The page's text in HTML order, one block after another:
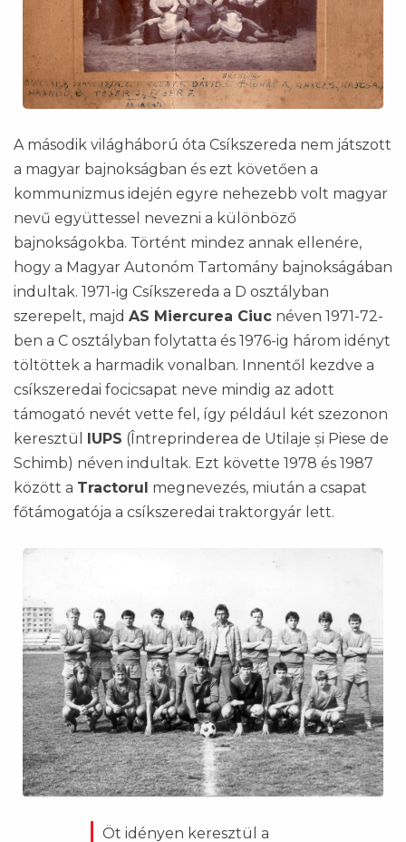
A második világháború óta Csíkszereda nem játszott
a magyar bajnokságban és ezt követően a
kommunizmus idején egyre nehezebb volt magyar
nevű együttessel nevezni a különböző
bajnokságokba. Történt mindez annak ellenére,
hogy a Magyar Autonóm Tartomány bajnokságában
indultak. 1971-ig Csíkszereda a D osztályban
szerepelt, majd AS Miercurea Ciuc néven 1971-72-
ben a C osztályban folytatta és 1976-ig három idényt
töltöttek a harmadik vonalban. Innentől kezdve a
csíkszeredai focicsapat neve mindig az adott
támogató nevét vette fel, így például két szezonon
keresztül IUPS (Întreprinderea de Utilaje și Piese de
Schimb) néven indultak. Ezt követte 1978 és 1987
között a Tractorul megnevezés, miután a csapat
főtámogatója a csíkszeredai traktorgyár lett.
Öt idényen keresztül a